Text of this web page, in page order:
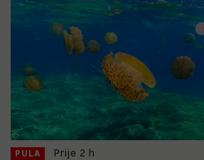
PULA Prije 2 h